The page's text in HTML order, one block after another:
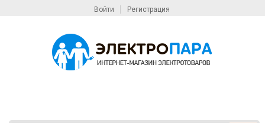
Войти Регистрация